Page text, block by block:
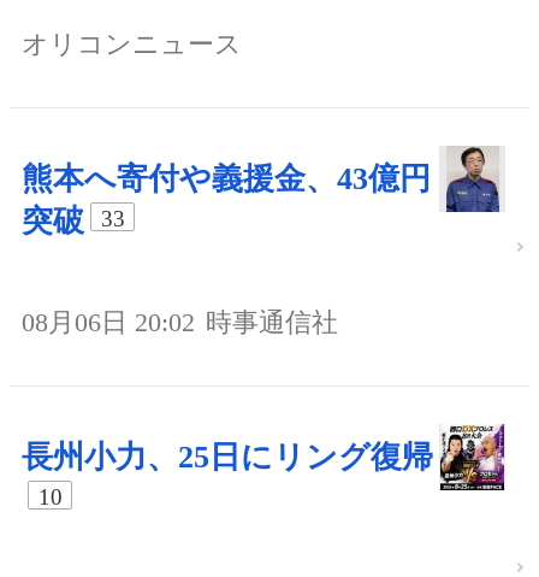
オリコンニュース
熊本へ寄付や義援金、43億円
突破
33
08月06日 20:02 時事通信社
長州小力、25日にリング復帰
10